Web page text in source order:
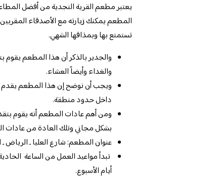
يعتبر مطعم القرية النجدية من أفضل
المطعم يمكنك زيارته مع الأصدقاء
تستمتع بها وبمذاقها الشهي.
والجدير بالذكر أن هذا المطعم
والغداء وأيضاً العشاء.
ويجب أن نوضح إن هذا المطعم يقدم
داخل حدود منطقة.
ومن أهم عادات المطعم أنه يقوم
بشكل مجاني وتلك العادة من عادات
عنوان المطعم: شارع العليا ـ الرياض
تبدأ مواعيد العمل من الساعة
أيام الأسبوع.